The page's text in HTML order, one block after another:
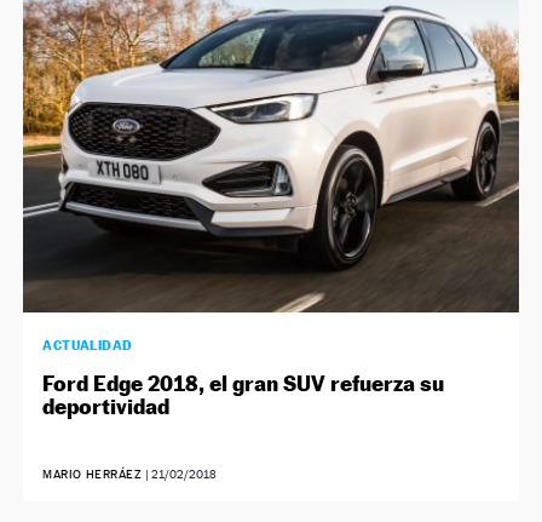
ACTUALIDAD
Ford Edge 2018, el gran SUV refuerza su
deportividad
MARIO HERRÁEZ | 21/02/2018